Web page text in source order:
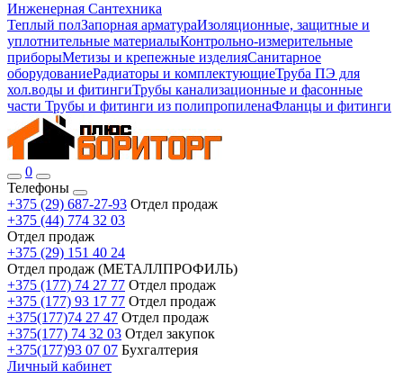
Инженерная Сантехника
Теплый полЗапорная арматураИзоляционные, защитные и
уплотнительные материалыКонтрольно-измерительные
приборыМетизы и крепежные изделияСанитарное
оборудованиеРадиаторы и комплектующиеТруба ПЭ для
хол.воды и фитингиТрубы канализационные и фасонные
части Трубы и фитинги из полипропиленаФланцы и фитинги
0
Телефоны
+375 (29) 687-27-93 Отдел продаж
+375 (44) 774 32 03
Отдел продаж
+375 (29) 151 40 24
Отдел продаж (МЕТАЛЛПРОФИЛЬ)
+375 (177) 74 27 77 Отдел продаж
+375 (177) 93 17 77 Отдел продаж
+375(177)74 27 47 Отдел продаж
+375(177) 74 32 03 Отдел закупок
+375(177)93 07 07 Бухгалтерия
Личный кабинет